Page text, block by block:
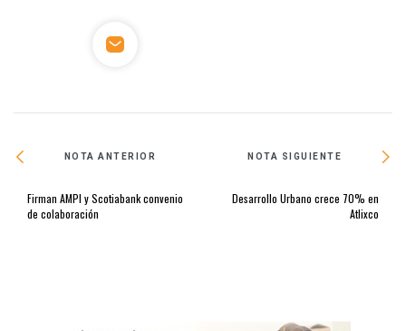
NOTA ANTERIOR
Firman AMPI y Scotiabank convenio
de colaboración
NOTA SIGUIENTE
Desarrollo Urbano crece 70% en
Atlixco